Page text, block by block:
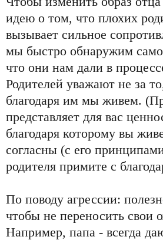
идею о том, что плохих
вызывает сильное
мы быстро обнаружим
что они нам дали в
Родителей уважают не за
благодаря им мы живем.
представляет для вас
благодаря которому вы
согласны (с его
родителя примите с
По поводу агрессии:
чтобы не переносить свои
Например, папа - всегда